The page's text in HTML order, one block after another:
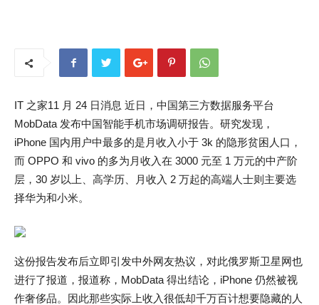
IT 之家11 月 24 日消息 近日，中国第三方数据服务平台
MobData 发布中国智能手机市场调研报告。研究发现，
iPhone 国内用户中最多的是月收入小于 3k 的隐形贫困人口，
而 OPPO 和 vivo 的多为月收入在 3000 元至 1 万元的中产阶
层，30 岁以上、高学历、月收入 2 万起的高端人士则主要选
择华为和小米。
这份报告发布后立即引发中外网友热议，对此俄罗斯卫星网也
进行了报道，报道称，MobData 得出结论，iPhone 仍然被视
作奢侈品。因此那些实际上收入很低却千万百计想要隐藏的人